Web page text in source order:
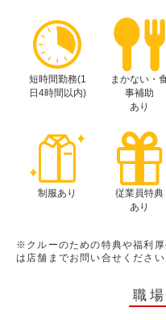
短時間勤務(1
日4時間以内)
まかない・
事補助
あり
制服あり
従業員特典
あり
※クルーのための特典や福利
は店舗までお問い合せください
職